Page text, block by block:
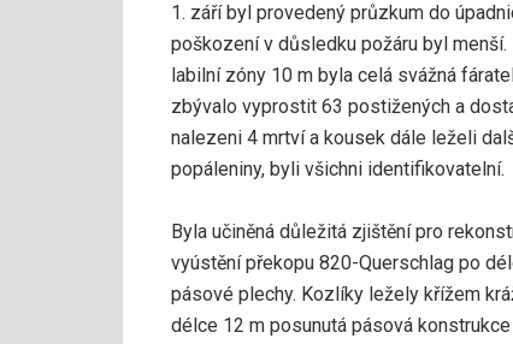
1. září byl provedený průzkum do
poškození v důsledku požáru byl
labilní zóny 10 m byla celá svážná
zbývalo vyprostit 63 postižených a
nalezeni 4 mrtví a kousek dále leželi
popáleniny, byli všichni identifikovatelní.
Byla učiněná důležitá zjištění pro
vyústění překopu 820-Querschlag po
pásové plechy. Kozlíky ležely křížem
délce 12 m posunutá pásová